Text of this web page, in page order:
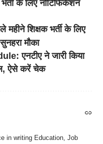
के लिए नोटिफिकेशन
शिक्षक भर्ती के लिए
मौका
एनटीए ने जारी किया
ऐसे करें चेक
in writing Education, Job